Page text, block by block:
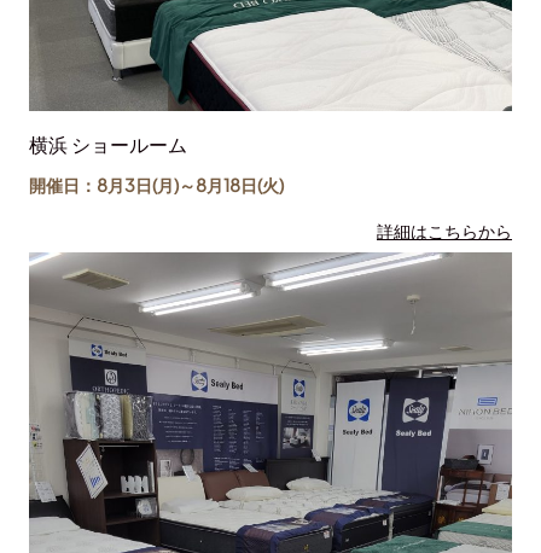
横浜 ショールーム
開催日：8月3日(月)～8月18日(火)
詳細はこちらから